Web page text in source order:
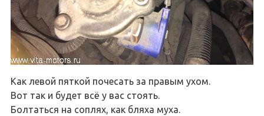
Как левой пяткой почесать за правым ухом.
Вот так и будет всё у вас стоять.
Болтаться на соплях, как бляха муха.